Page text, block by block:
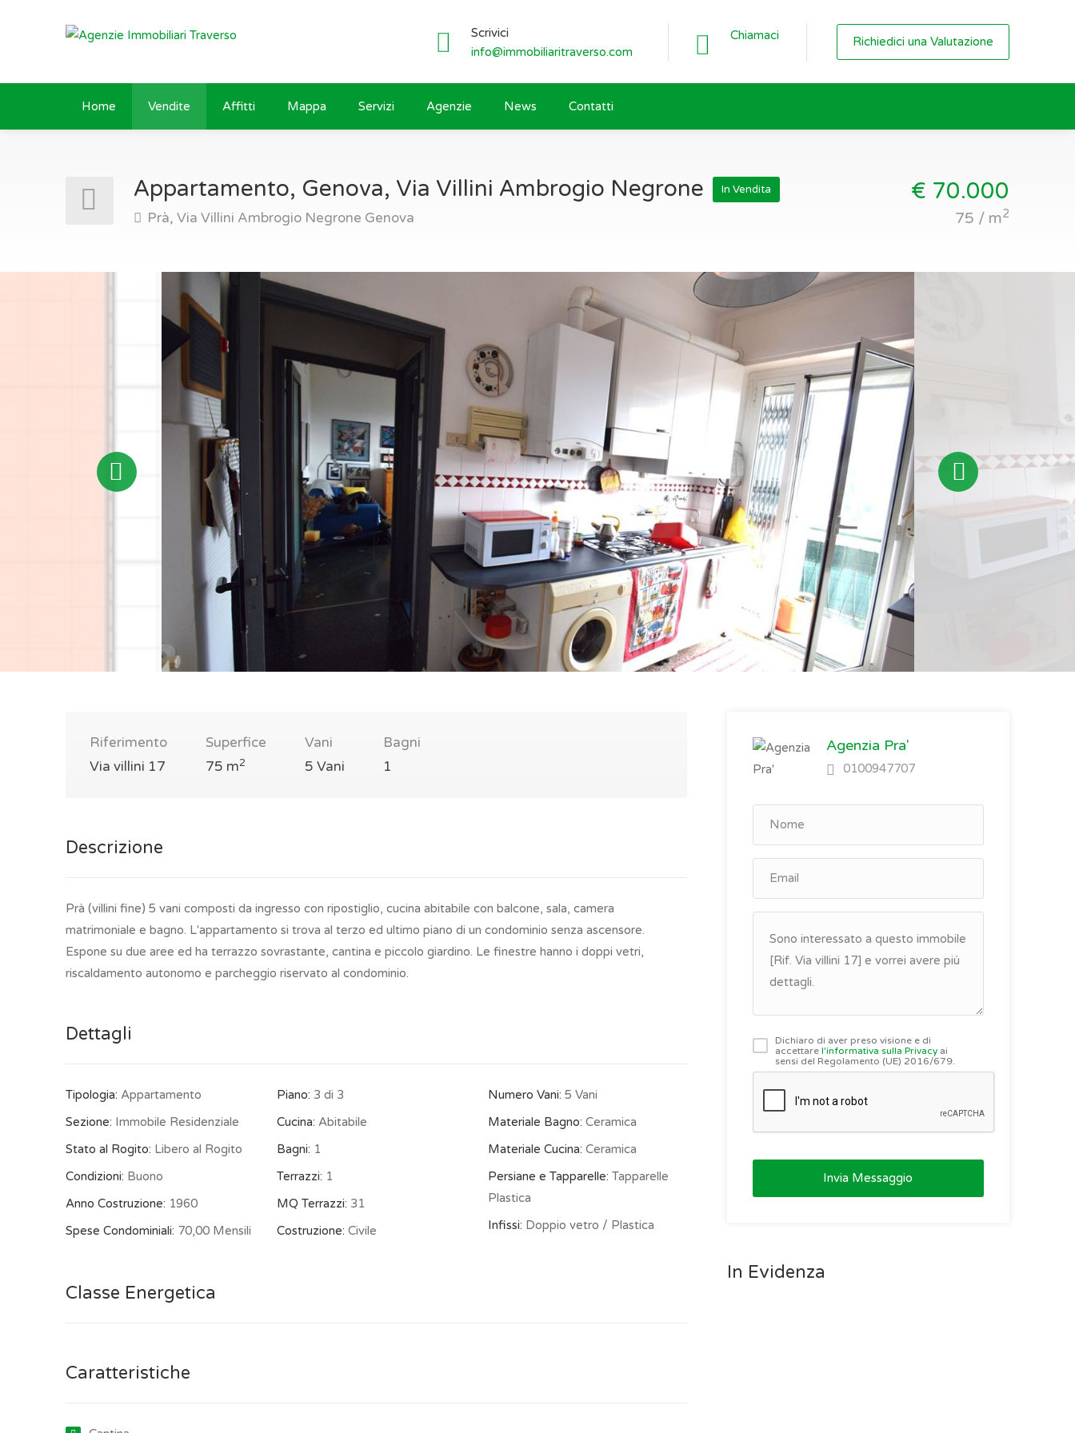
Scrivici
info@immobiliaritraverso.com
Chiamaci Richiedici una Valutazione
Home Vendite Affitti Mappa Servizi Agenzie News Contatti
Appartamento, Genova, Via Villini Ambrogio Negrone In Vendita
Prà, Via Villini Ambrogio Negrone Genova
€ 70.000
75 / m2
Riferimento
Via villini 17
Superfice
75 m2
Vani
5 Vani
Bagni
1
Descrizione
Prà (villini fine) 5 vani composti da ingresso con ripostiglio, cucina abitabile con balcone, sala, camera
matrimoniale e bagno. L'appartamento si trova al terzo ed ultimo piano di un condominio senza ascensore.
Espone su due aree ed ha terrazzo sovrastante, cantina e piccolo giardino. Le finestre hanno i doppi vetri,
riscaldamento autonomo e parcheggio riservato al condominio.
Dettagli
Tipologia: Appartamento
Sezione: Immobile Residenziale
Stato al Rogito: Libero al Rogito
Condizioni: Buono
Anno Costruzione: 1960
Spese Condominiali: 70,00 Mensili
Piano: 3 di 3
Cucina: Abitabile
Bagni: 1
Terrazzi: 1
MQ Terrazzi: 31
Costruzione: Civile
Numero Vani: 5 Vani
Materiale Bagno: Ceramica
Materiale Cucina: Ceramica
Persiane e Tapparelle: Tapparelle
Plastica
Infissi: Doppio vetro / Plastica
Classe Energetica
Caratteristiche
Agenzia Pra'
0100947707
Dichiaro di aver preso visione e di
accettare l'informativa sulla Privacyai
sensi del Regolamento (UE) 2016/679.
Invia Messaggio
In Evidenza